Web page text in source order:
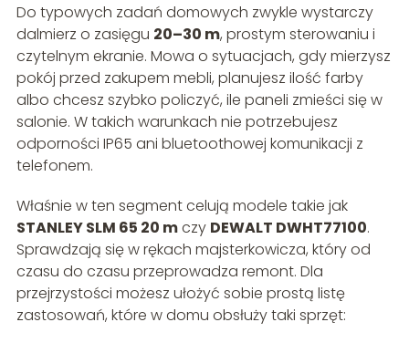
Do typowych zadań domowych zwykle wystarczy
dalmierz o zasięgu 20–30 m, prostym sterowaniu i
czytelnym ekranie. Mowa o sytuacjach, gdy mierzysz
pokój przed zakupem mebli, planujesz ilość farby
albo chcesz szybko policzyć, ile paneli zmieści się w
salonie. W takich warunkach nie potrzebujesz
odporności IP65 ani bluetoothowej komunikacji z
telefonem.
Właśnie w ten segment celują modele takie jak
STANLEY SLM 65 20 mczy DEWALT DWHT77100.
Sprawdzają się w rękach majsterkowicza, który od
czasu do czasu przeprowadza remont. Dla
przejrzystości możesz ułożyć sobie prostą listę
zastosowań, które w domu obsłuży taki sprzęt: